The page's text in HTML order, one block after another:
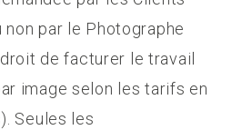
par le Photographe
de facturer le travail
image selon les tarifs en
Seules les